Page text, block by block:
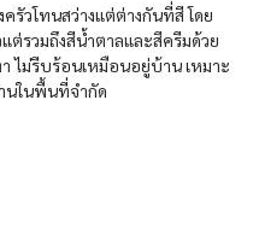
รัวโทนสว่างแต่ต่างกันที่สี โดย
ต่รวมถึงสีน้ำตาลและสีครีมด้วย
ไม่รีบร้อนเหมือนอยู่บ้าน เหมาะ
นในพื้นที่จำกัด